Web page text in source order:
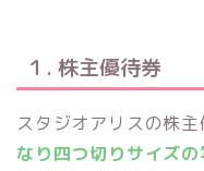
１. 株主優待券
スタジオアリスの株主
なり四つ切りサイズ